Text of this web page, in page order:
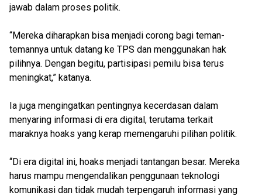
jawab dalam proses politik.
“Mereka diharapkan bisa menjadi corong bagi teman-
temannya untuk datang ke TPS dan menggunakan hak
pilihnya. Dengan begitu, partisipasi pemilu bisa terus
meningkat,” katanya.
Ia juga mengingatkan pentingnya kecerdasan dalam
menyaring informasi di era digital, terutama terkait
maraknya hoaks yang kerap memengaruhi pilihan politik.
“Di era digital ini, hoaks menjadi tantangan besar. Mereka
harus mampu mengendalikan penggunaan teknologi
komunikasi dan tidak mudah terpengaruh informasi yang